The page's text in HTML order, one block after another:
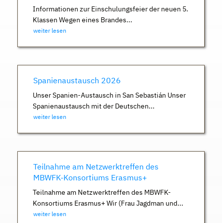
Informationen zur Einschulungsfeier der neuen 5.
Klassen Wegen eines Brandes...
weiter lesen
Spanienaustausch 2026
Unser Spanien-Austausch in San Sebastián Unser
Spanienaustausch mit der Deutschen...
weiter lesen
Teilnahme am Netzwerktreffen des
MBWFK-Konsortiums Erasmus+
Teilnahme am Netzwerktreffen des MBWFK-
Konsortiums Erasmus+ Wir (Frau Jagdman und...
weiter lesen